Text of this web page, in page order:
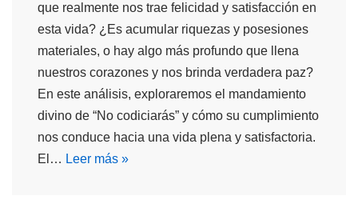
que realmente nos trae felicidad y satisfacción en
esta vida? ¿Es acumular riquezas y posesiones
materiales, o hay algo más profundo que llena
nuestros corazones y nos brinda verdadera paz?
En este análisis, exploraremos el mandamiento
divino de “No codiciarás” y cómo su cumplimiento
nos conduce hacia una vida plena y satisfactoria.
El… Leer más »